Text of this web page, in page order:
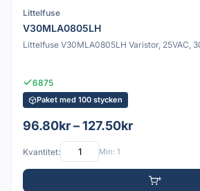
Littelfuse
V30MLA0805LH
Littelfuse V30MLA0805LH Varistor, 25VAC,
6875
Paket med 100 stycken
96.80kr – 127.50kr
Kvantitet: Min: 1